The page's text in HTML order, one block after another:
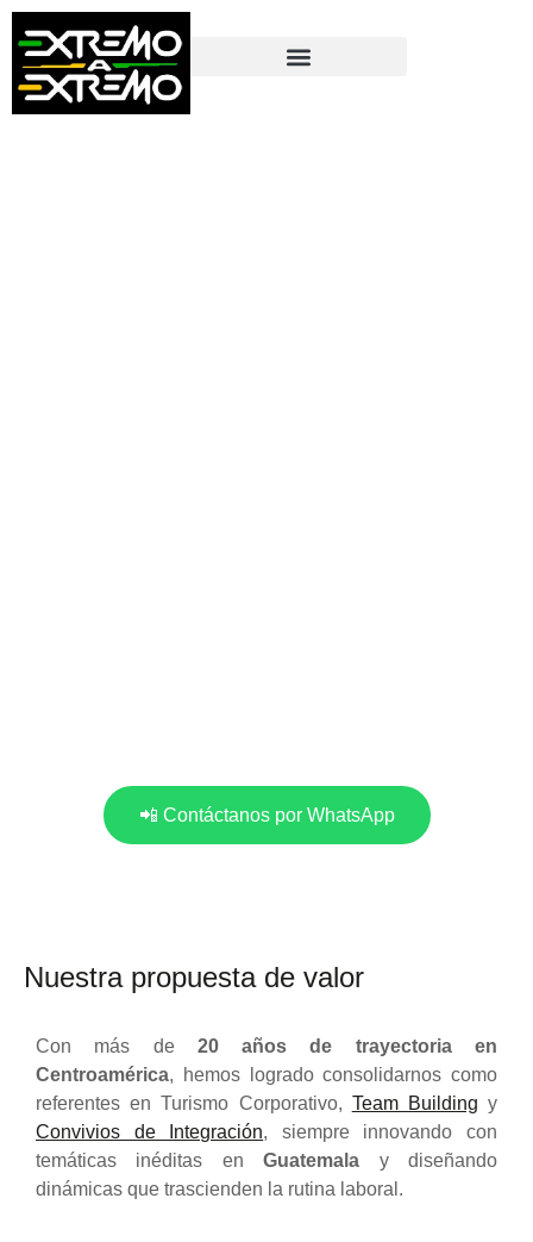
contenido
📲 Contáctanos por WhatsApp
Nuestra propuesta de valor
Con más de 20 años de trayectoria en
Centroamérica, hemos logrado consolidarnos como
referentes en Turismo Corporativo, Team Building y
Convivios de Integración, siempre innovando con
temáticas inéditas enGuatemala y diseñando
dinámicas que trascienden la rutina laboral.